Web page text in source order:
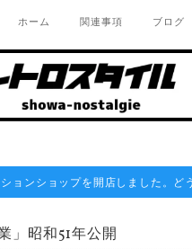
ホーム 関連事項 ブログ
ョンショップを開店しました。ど
」昭和51年公開